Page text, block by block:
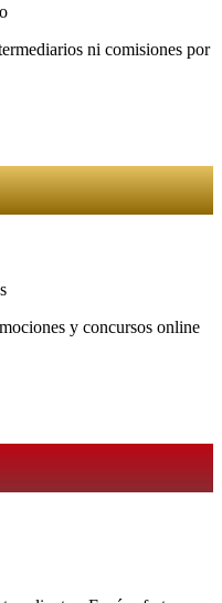
ni comisiones por
y concursos online